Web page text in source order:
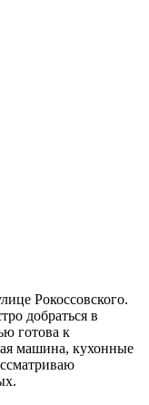
Рокоссовского.
добраться в
готова к
машина, кухонные